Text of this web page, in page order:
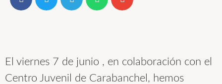
El viernes 7 de junio , en colaboración con el
Centro Juvenil de Carabanchel, hemos